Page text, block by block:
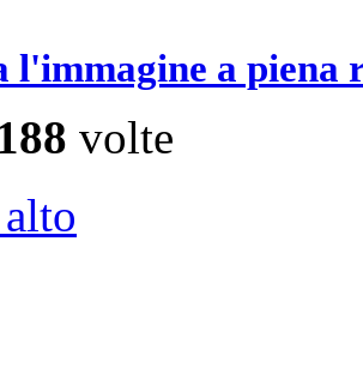
l'immagine a piena
volte